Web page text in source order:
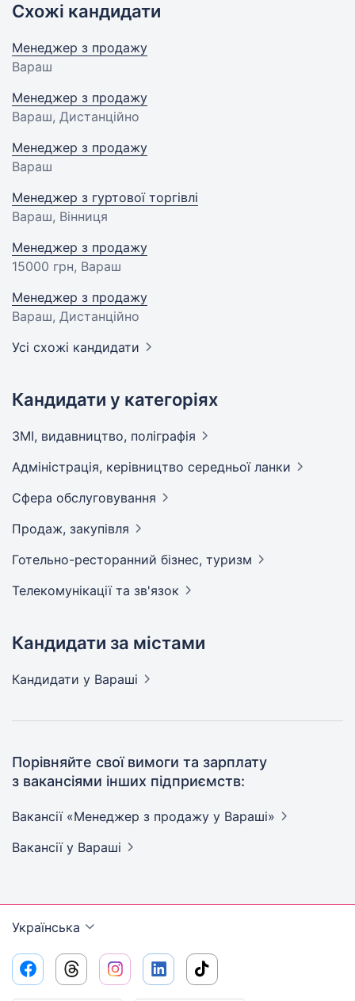
Схожі кандидати
Менеджер з продажу
Вараш
Менеджер з продажу
Вараш, Дистанційно
Менеджер з продажу
Вараш
Менеджер з гуртової торгівлі
Вараш, Вінниця
Менеджер з продажу
15000 грн, Вараш
Менеджер з продажу
Вараш, Дистанційно
Усі схожі кандидати
Кандидати у категоріях
ЗМІ, видавництво, поліграфія
Адмiнiстрацiя, керівництво середньої ланки
Сфера обслуговування
Продаж, закупівля
Готельно-ресторанний бізнес, туризм
Телекомунікації та зв'язок
Кандидати за містами
Кандидати у Вараші
Порівняйте свої вимоги та зарплату
з вакансіями інших підприємств:
Вакансії «Менеджер з продажу у Вараші»
Вакансії у Вараші
Українська